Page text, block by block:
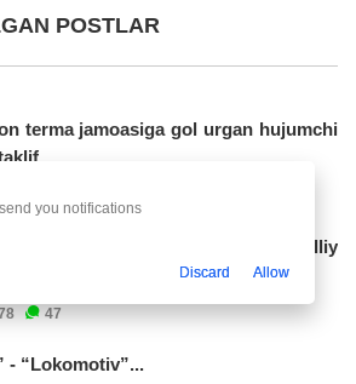
POSTLAR
terma jamoasiga gol urgan hujumchi
JCH-2030ga chiqishni umummilliy
47
- “Lokomotiv”...
you notifications
Discard Allow